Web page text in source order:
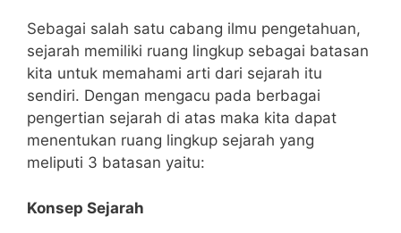
Sebagai salah satu cabang ilmu pengetahuan,
sejarah memiliki ruang lingkup sebagai batasan
kita untuk memahami arti dari sejarah itu
sendiri. Dengan mengacu pada berbagai
pengertian sejarah di atas maka kita dapat
menentukan ruang lingkup sejarah yang
meliputi 3 batasan yaitu:
Konsep Sejarah